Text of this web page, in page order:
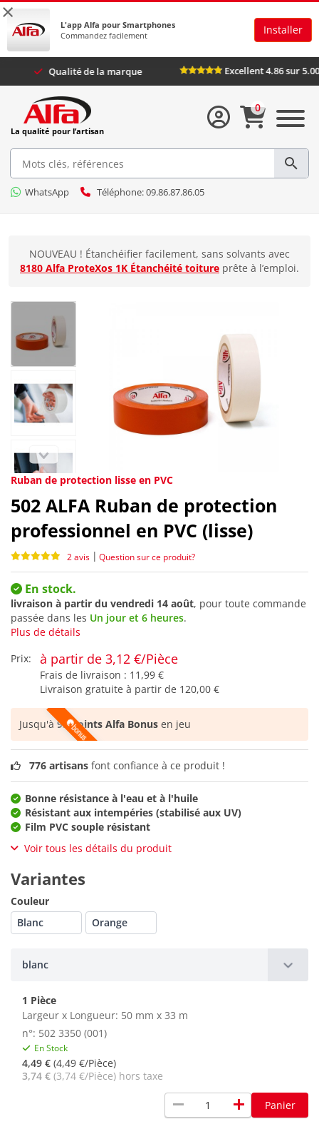
×
L'app Alfa pour Smartphones
Commandez facilement
Installer
Qualité de la marque Excellent
La qualité pour l’artisan
WhatsApp Téléphone: 09.86.87.86.05
0
NOUVEAU ! Étanchéifier facilement, sans solvants avec
8180 Alfa ProteXos 1K Étanchéité toiture prête à l’emploi.
Ruban de protection lisse en PVC
502 ALFA Ruban de protection
professionnel en PVC (lisse)
2 avis | Question sur ce produit?
En stock.
livraison à partir du vendredi 14 août, pour toute commande
passée dans les Un jour et 6 heures.
Plus de détails
Prix:
à partir de 3,12 €/Pièce
Frais de livraison : 11,99 €
Livraison gratuite à partir de 120,00 €
Jusqu'à93 points Alfa Bonus en jeu
776 artisans font confiance à ce produit !
Bonne résistance à l'eau et à l'huile
Résistant aux intempéries (stabilisé aux UV)
Film PVC souple résistant
Voir tous les détails du produit
Variantes
Couleur
Blanc
Orange
blanc
1 Pièce
Largeur x Longueur: 50 mm x 33 m
n°: 502 3350 (001)
En Stock
4,49 € (4,49 €/Pièce)
3,74 € (3,74 €/Pièce) hors taxe
remove add Panier